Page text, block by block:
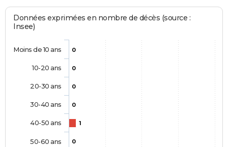
Données exprimées en nombre de décès (source :
Insee)
0
0
0
0
1
0
Moins de 10 ans
10-20 ans
20-30 ans
30-40 ans
40-50 ans
50-60 ans